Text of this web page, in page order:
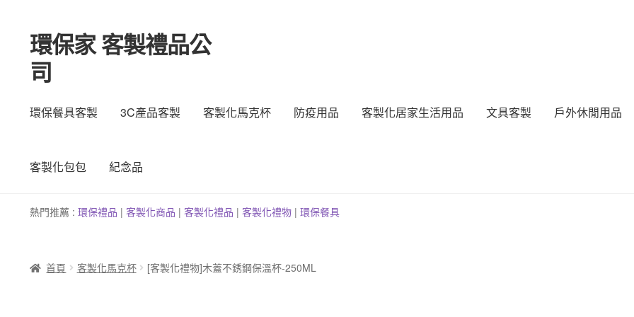
跳
至
導
列
跳
至
主
內
環保家 客製禮品公
司
環保餐具客製 3C產品客製 客製化馬克杯 防疫用品 客製化居家生活用品 文具客製 戶外休閒用品
客製化包包 紀念品
熱門推薦 : 環保禮品 | 客製化商品 | 客製化禮品 | 客製化禮物| 環保餐具
首頁 客製化馬克杯 [客製化禮物]木蓋不銹鋼保溫杯-250ML